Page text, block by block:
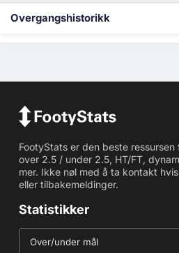
Overgangshistorikk
FootyStats er den beste
over 2.5 / under 2.5, HT/FT,
mer. Ikke nøl med å ta kontakt
eller tilbakemeldinger.
Statistikker
Over/under mål